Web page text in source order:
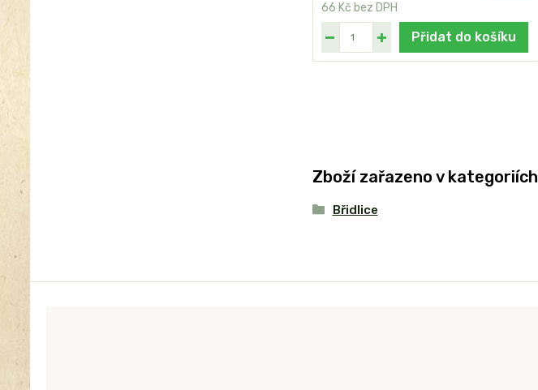
66 Kč bez DPH
Přidat do košíku
Zboží zařazeno v kategoriích
Břidlice